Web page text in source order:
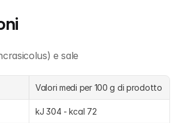
e sale
Valori medi per 100 g di prodotto
kJ 304 - kcal 72